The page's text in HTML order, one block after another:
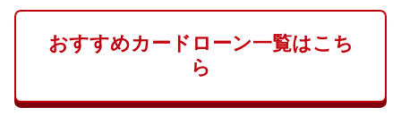
ソフト闇金とは？悪質な手口に
は要注意！
てはいけない理由と借りた場合
おすすめカードローン一覧はこち
ら